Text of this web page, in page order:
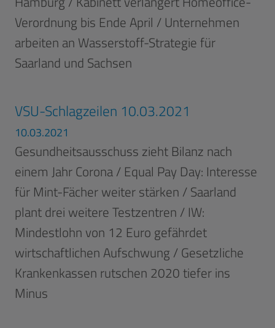
Verordnung bis Ende April / Unternehmen
arbeiten an Wasserstoff-Strategie für
Saarland und Sachsen
VSU-Schlagzeilen 10.03.2021
10.03.2021
Gesundheitsausschuss zieht Bilanz nach
einem Jahr Corona / Equal Pay Day: Interesse
für Mint-Fächer weiter stärken / Saarland
plant drei weitere Testzentren / IW:
Mindestlohn von 12 Euro gefährdet
wirtschaftlichen Aufschwung / Gesetzliche
Krankenkassen rutschen 2020 tiefer ins
Minus